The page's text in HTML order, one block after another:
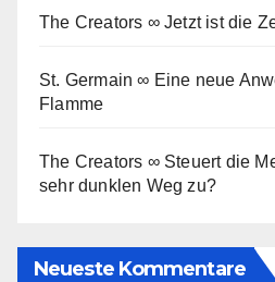
The Creators ∞ Jetzt ist die
St. Germain ∞ Eine neue
Flamme
The Creators ∞ Steuert die
sehr dunklen Weg zu?
Neueste Kommentare